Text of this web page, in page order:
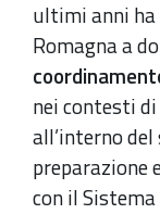
un
approccio
integrato
alle
catastrofi
2026-
ultimi anni
Romagna a
nei contesti
all’interno
preparazione
con il